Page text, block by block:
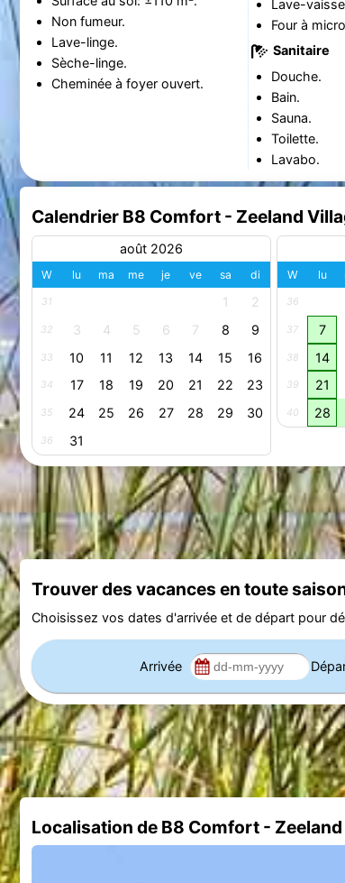
Non fumeur.
Lave-linge.
Sèche-linge.
Cheminée à foyer ouvert.
Lave-
Four à
Sanitaire
Douche.
Bain.
Sauna.
Toilette.
Lavabo.
Calendrier B8 Comfort - Zeeland
août 2026
W lu ma me je ve sa di
31 1 2
32 3 4 5 6 7 8 9
33 10 11 12 13 14 15 16
34 17 18 19 20 21 22 23
35 24 25 26 27 28 29 30
36 31
W lu
36
37 7
38 14
39 21
40 28
Trouver des vacances en toute
Choisissez vos dates d'arrivée et de départ pour
Arrivée
Localisation de B8 Comfort -